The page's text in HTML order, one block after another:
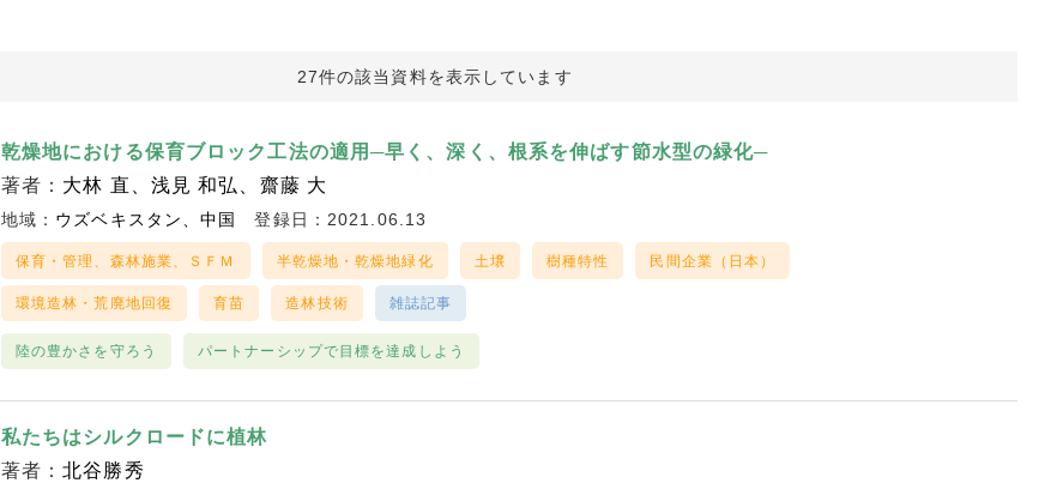
27件の該当資料を表示しています
乾燥地における保育ブロック工法の適用─早く、深く、根系を伸ばす節水型の緑化─
著者： 大林 直 浅見 和弘 齋藤 大
地域： ウズベキスタン 中国 登録日：2021.06.13
保育・管理、森林施業、ＳＦＭ 半乾燥地・乾燥地緑化 土壌 樹種特性 民間企業（日本）
環境造林・荒廃地回復 育苗 造林技術 雑誌記事
陸の豊かさを守ろう パートナーシップで目標を達成しよう
私たちはシルクロードに植林
著者：北谷勝秀